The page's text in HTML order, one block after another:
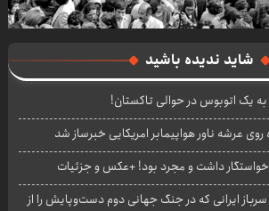
شاید ندیده باشید
یک اتوبوس در حوالی تاکستان!
عرشه ناور هواپیمابر امریکایی خبرساز شد
ایرانی که در جنگ جهانی دوم دست‌وپایش را از